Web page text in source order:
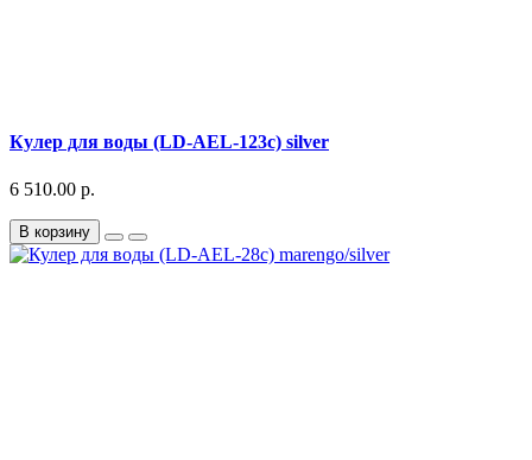
Кулер для воды (LD-AEL-123c) silver
6 510.00 р.
В корзину